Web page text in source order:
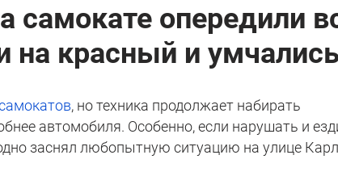
самокате опередили
на красный и
, но техника продолжает набирать
автомобиля. Особенно, если нарушать и
заснял любопытную ситуацию на улице